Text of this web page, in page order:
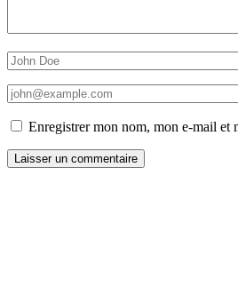
Enregistrer mon nom, mon e-mail et